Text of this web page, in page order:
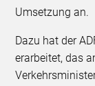
Umsetzung an.
Dazu hat der
erarbeitet, das